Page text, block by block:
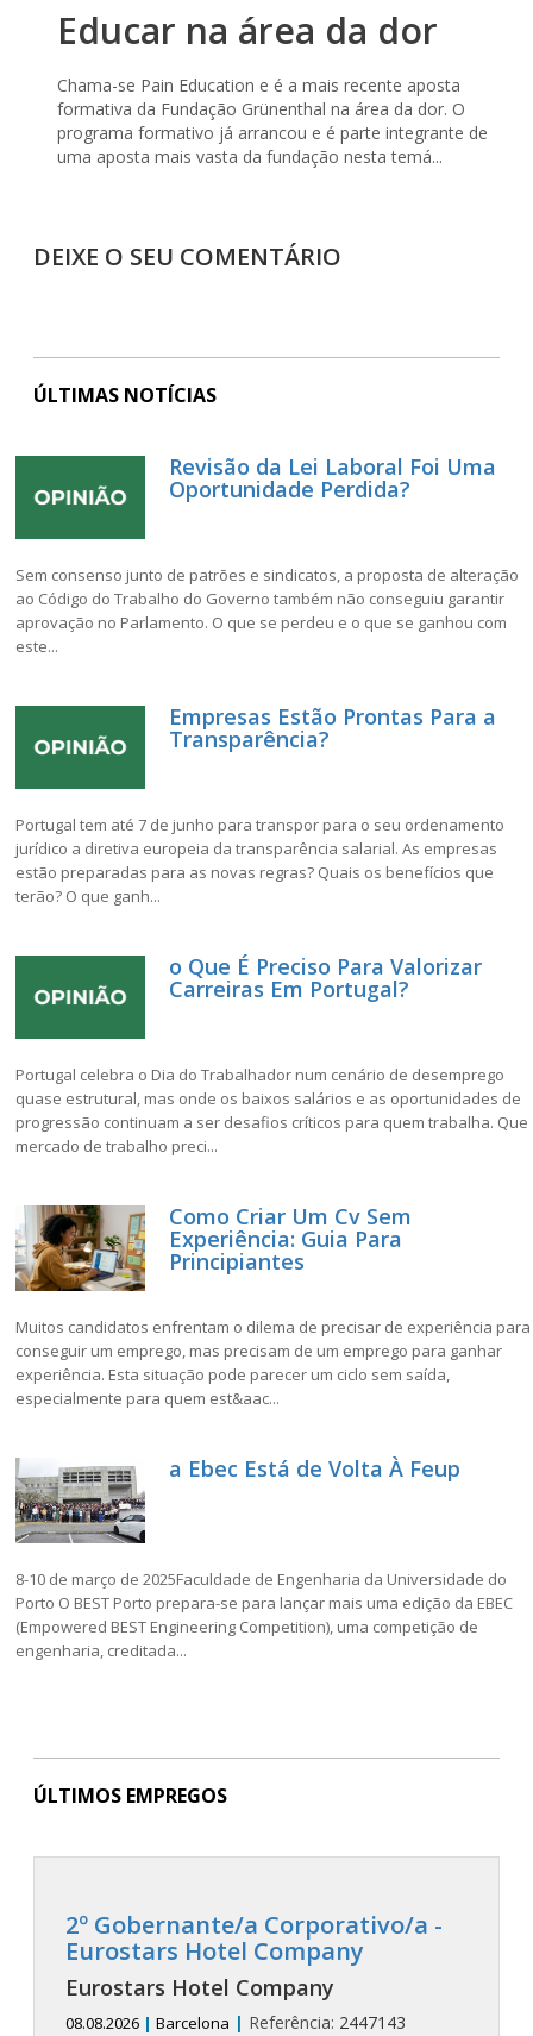
Educar na área da dor
Chama-se Pain Education e é a mais recente aposta
formativa da Fundação Grünenthal na área da dor. O
programa formativo já arrancou e é parte integrante de
uma aposta mais vasta da fundação nesta temá...
DEIXE O SEU COMENTÁRIO
ÚLTIMAS NOTÍCIAS
Revisão da Lei Laboral Foi Uma
Oportunidade Perdida?
Sem consenso junto de patrões e sindicatos, a proposta de alteração
ao Código do Trabalho do Governo também não conseguiu garantir
aprovação no Parlamento. O que se perdeu e o que se ganhou com
este...
Empresas Estão Prontas Para a
Transparência?
Portugal tem até 7 de junho para transpor para o seu ordenamento
jurídico a diretiva europeia da transparência salarial. As empresas
estão preparadas para as novas regras? Quais os benefícios que
terão? O que ganh...
o Que É Preciso Para Valorizar
Carreiras Em Portugal?
Portugal celebra o Dia do Trabalhador num cenário de desemprego
quase estrutural, mas onde os baixos salários e as oportunidades de
progressão continuam a ser desafios críticos para quem trabalha. Que
mercado de trabalho preci...
Como Criar Um Cv Sem
Experiência: Guia Para
Principiantes
Muitos candidatos enfrentam o dilema de precisar de experiência para
conseguir um emprego, mas precisam de um emprego para ganhar
experiência. Esta situação pode parecer um ciclo sem saída,
especialmente para quem est&aac...
a Ebec Está de Volta À Feup
8-10 de março de 2025Faculdade de Engenharia da Universidade do
Porto O BEST Porto prepara-se para lançar mais uma edição da EBEC
(Empowered BEST Engineering Competition), uma competição de
engenharia, creditada...
ÚLTIMOS EMPREGOS
2º Gobernante/a Corporativo/a -
Eurostars Hotel Company
Eurostars Hotel Company
08.08.2026 | Barcelona | Referência: 2447143